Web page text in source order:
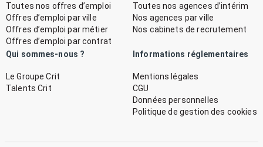
Toutes nos offres d’emploi
Offres d’emploi par ville
Offres d’emploi par métier
Offres d’emploi par contrat
Toutes nos agences d’intérim
Nos agences par ville
Nos cabinets de recrutement
Qui sommes-nous ?
Le Groupe Crit
Talents Crit
Informations réglementaires
Mentions légales
CGU
Données personnelles
Politique de gestion des cookies